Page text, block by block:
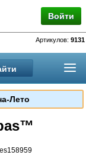
Войти
Артикулов: 9131
Лето